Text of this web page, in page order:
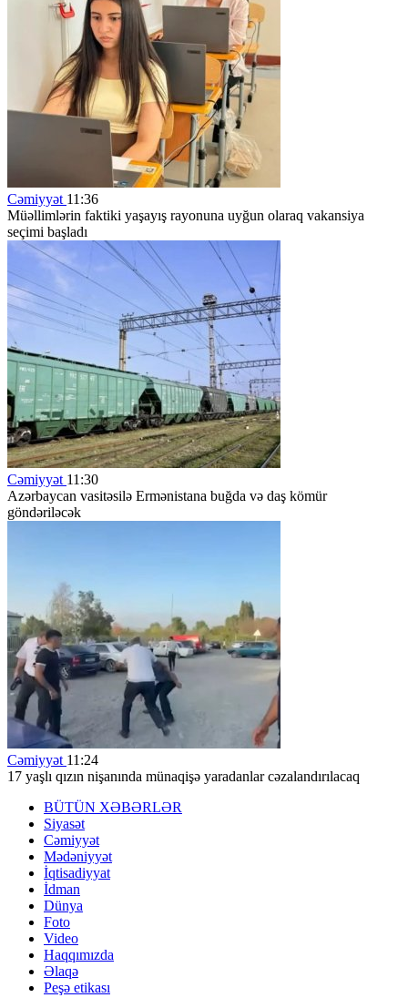
Cəmiyyət 11:36
Müəllimlərin faktiki yaşayış rayonuna uyğun olaraq vakansiya
seçimi başladı
Cəmiyyət 11:30
Azərbaycan vasitəsilə Ermənistana buğda və daş kömür
göndəriləcək
Cəmiyyət 11:24
17 yaşlı qızın nişanında münaqişə yaradanlar cəzalandırılacaq
BÜTÜN XƏBƏRLƏR
Siyasət
Cəmiyyət
Mədəniyyət
İqtisadiyyat
İdman
Dünya
Foto
Video
Haqqımızda
Əlaqə
Peşə etikası